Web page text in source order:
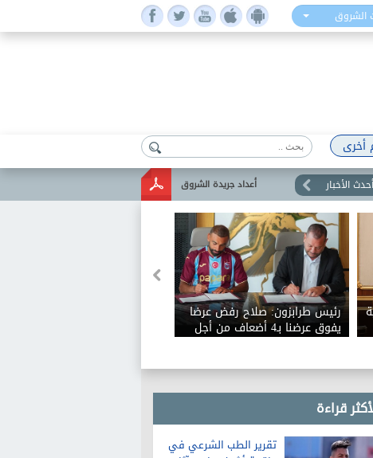
الشروق
أخرى
أعداد جريدة الشروق أحدث الأخبار
رئيس طرابزون: صلاح رفض عرضا
يفوق عرضنا بـ4 أضعاف من أجل
الانضمام إلينا
قراءة
تقرير الطب الشرعي في